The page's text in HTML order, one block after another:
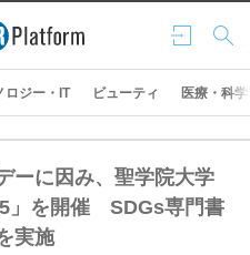
ログ
イン
検索
ロジー・IT ビューティ 医療・科学
ーに因み、聖学院大学
」を開催 SDGs専門書
実施